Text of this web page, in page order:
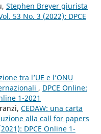
Stephen Breyer giurista
53 No. 3 (2022): DPCE
tra l’UE e l’ONU
, DPCE Online:
1-2021
CEDAW: una carta
alla call for papers
DPCE Online 1-